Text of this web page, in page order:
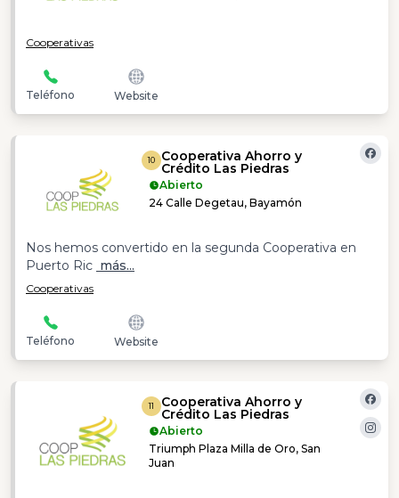
Cooperativas
Teléfono Website
10 Cooperativa Ahorro y
Crédito Las Piedras
Abierto
24 Calle Degetau, Bayamón
Nos hemos convertido en la segunda Cooperativa en
Puerto Ric más...
Cooperativas
Teléfono Website
11 Cooperativa Ahorro y
Crédito Las Piedras
Abierto
Triumph Plaza Milla de Oro, San
Juan